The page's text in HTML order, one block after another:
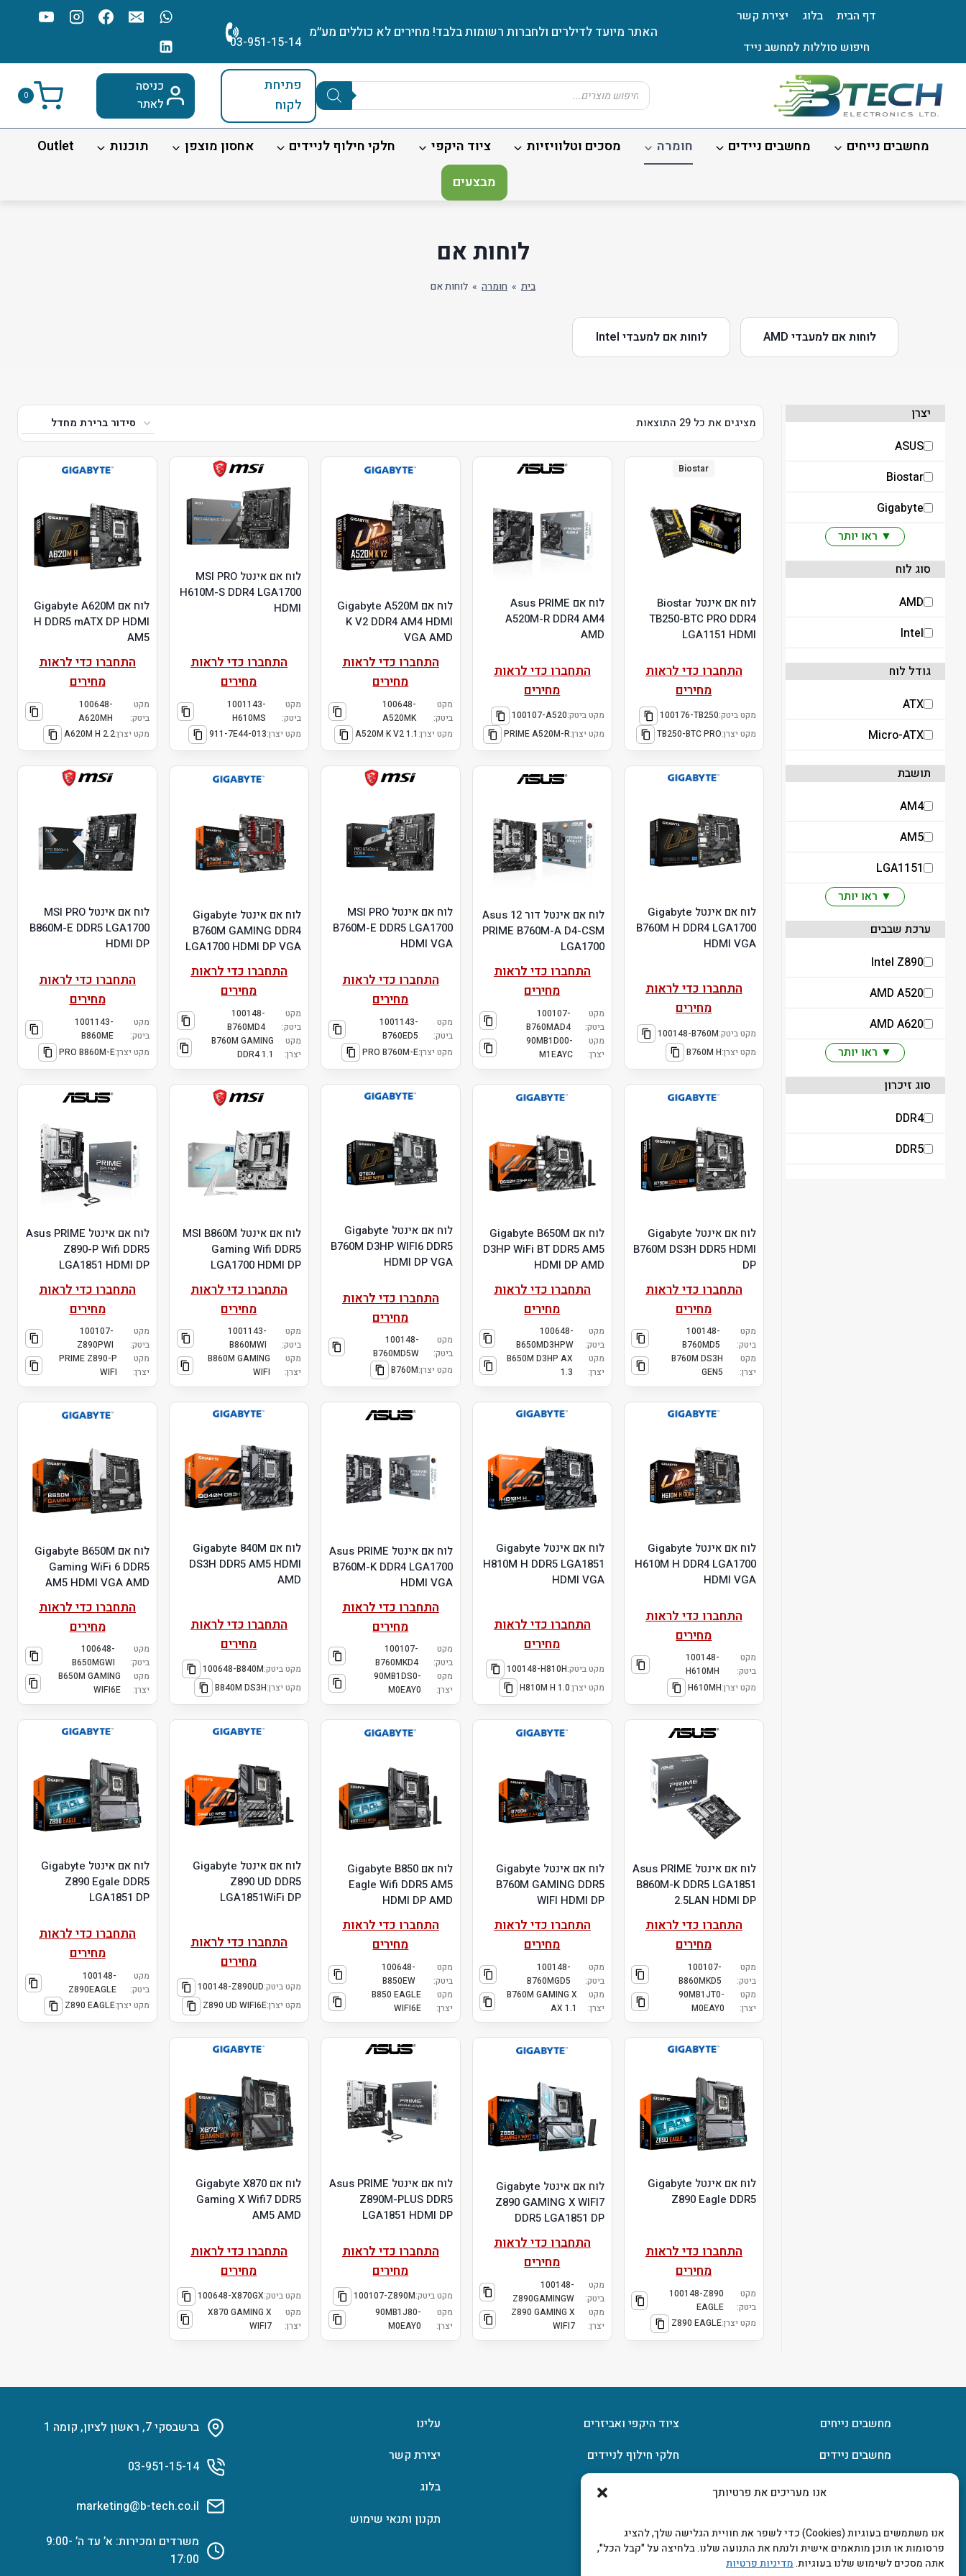
אנו מעריכים את פרטיותך
אנו משתמשים בעוגיות (Cookies) כדי לשפר את חוויית הגלישה שלך, להציג
פרסומות או תוכן מותאמים אישית ולנתח את התנועה שלנו. בלחיצה על "קבל הכל",
אתה מסכים לשימוש שלנו בעוגיות.מדיניות פרטיות
דף הבית בלוג
יצירת קשר
חיפוש סוללות למחשב נייד
האתר מיועד לדילרים ולחברות רשומות בלבד! מחירים לא כוללים מע׳׳מ
03-951-15-14
Products
search
פתיחת
לקוח
כניסה
לאתר
0
מחשבים נייחים מחשבים ניידים חומרה מסכים וטלוויזיות ציוד היקפי חלקי חילוף לניידים אחסון מוצפן תוכנות
Outlet
מבצעים
לוחות אם
בית » חומרה » לוחות אם
לוחות אם למעבדי AMD לוחות אם למעבדי Intel
מציגים את כל ⁦29⁩ התוצאות
Biostar
לוח אם אינטל Biostar
TB250-BTC PRO DDR4
LGA1151 HDMI
התחברו כדי לראות
מחירים
מקט ביטק:100176-TB250
מקט יצרן:TB250-BTC PRO
לוח אם Asus PRIME
A520M-R DDR4 AM4
AMD
התחברו כדי לראות
מחירים
מקט ביטק:100107-A520
מקט יצרן:PRIME A520M-R
לוח אם Gigabyte A520M
K V2 DDR4 AM4 HDMI
VGA AMD
התחברו כדי לראות
מחירים
מקט
ביטק:
100648-
A520MK
מקט יצרן: A520M K V2 1.1
לוח אם אינטל MSI PRO
H610M-S DDR4 LGA1700
HDMI
התחברו כדי לראות
מחירים
מקט
ביטק:
1001143-
H610MS
מקט יצרן:911-7E44-013
לוח אם Gigabyte A620M
H DDR5 mATX DP HDMI
AM5
התחברו כדי לראות
מחירים
מקט
ביטק:
100648-
A620MH
מקט יצרן:A620M H 2.2
לוח אם אינטל Gigabyte
B760M H DDR4 LGA1700
HDMI VGA
התחברו כדי לראות
מחירים
מקט ביטק:100148-B760M
מקט יצרן:B760M H
לוח אם אינטל דור 12 Asus
PRIME B760M-A D4-CSM
LGA1700
התחברו כדי לראות
מחירים
מקט
ביטק:
100107-
B760MAD4
מקט
יצרן:
90MB1D00-
M1EAYC
לוח אם אינטל MSI PRO
B760M-E DDR5 LGA1700
HDMI VGA
התחברו כדי לראות
מחירים
מקט
ביטק:
1001143-
B760ED5
מקט יצרן:PRO B760M-E
לוח אם אינטל Gigabyte
B760M GAMING DDR4
LGA1700 HDMI DP VGA
התחברו כדי לראות
מחירים
מקט
ביטק:
100148-
B760MD4
מקט
יצרן:
B760M GAMING
DDR4 1.1
לוח אם אינטל MSI PRO
B860M-E DDR5 LGA1700
HDMI DP
התחברו כדי לראות
מחירים
מקט
ביטק:
1001143-
B860ME
מקט יצרן:PRO B860M-E
לוח אם אינטל Gigabyte
B760M DS3H DDR5 HDMI
DP
התחברו כדי לראות
מחירים
מקט
ביטק:
100148-
B760MD5
מקט
יצרן:
B760M DS3H
GEN5
לוח אם Gigabyte B650M
D3HP WiFi BT DDR5 AM5
HDMI DP AMD
התחברו כדי לראות
מחירים
מקט
ביטק:
100648-
B650MD3HPW
מקט
יצרן:
B650M D3HP AX
1.3
לוח אם אינטל Gigabyte
B760M D3HP WIFI6 DDR5
HDMI DP VGA
התחברו כדי לראות
מחירים
מקט
ביטק:
100148-
B760MD5W
מקט יצרן:B760M
לוח אם אינטל MSI B860M
Gaming Wifi DDR5
LGA1700 HDMI DP
התחברו כדי לראות
מחירים
מקט
ביטק:
1001143-
B860MWI
מקט
יצרן:
B860M GAMING
WIFI
לוח אם אינטל Asus PRIME
Z890-P Wifi DDR5
LGA1851 HDMI DP
התחברו כדי לראות
מחירים
מקט
ביטק:
100107-
Z890PWI
מקט
יצרן:
PRIME Z890-P
WIFI
לוח אם אינטל Gigabyte
H610M H DDR4 LGA1700
HDMI VGA
התחברו כדי לראות
מחירים
מקט
ביטק:
100148-
H610MH
מקט יצרן:H610MH
לוח אם אינטל Gigabyte
H810M H DDR5 LGA1851
HDMI VGA
התחברו כדי לראות
מחירים
מקט ביטק:100148-H810H
מקט יצרן:H810M H 1.0
לוח אם אינטל Asus PRIME
B760M-K DDR4 LGA1700
HDMI VGA
התחברו כדי לראות
מחירים
מקט
ביטק:
100107-
B760MKD4
מקט
יצרן:
90MB1DS0-
M0EAY0
לוח אם Gigabyte 840M
DS3H DDR5 AM5 HDMI
AMD
התחברו כדי לראות
מחירים
מקט ביטק:100648-B840M
מקט יצרן:B840M DS3H
לוח אם Gigabyte B650M
Gaming WiFi 6 DDR5
AM5 HDMI VGA AMD
התחברו כדי לראות
מחירים
מקט
ביטק:
100648-
B650MGWI
מקט
יצרן:
B650M GAMING
WIFI6E
לוח אם אינטל Asus PRIME
B860M-K DDR5 LGA1851
2.5LAN HDMI DP
התחברו כדי לראות
מחירים
מקט
ביטק:
100107-
B860MKD5
מקט
יצרן:
90MB1JT0-
M0EAY0
לוח אם אינטל Gigabyte
B760M GAMING DDR5
WIFI HDMI DP
התחברו כדי לראות
מחירים
מקט
ביטק:
100148-
B760MGD5
מקט
יצרן:
B760M GAMING X
AX 1.1
לוח אם Gigabyte B850
Eagle Wifi DDR5 AM5
HDMI DP AMD
התחברו כדי לראות
מחירים
מקט
ביטק:
100648-
B850EW
מקט
יצרן:
B850 EAGLE
WIFI6E
לוח אם אינטל Gigabyte
Z890 UD DDR5
LGA1851WiFi DP
התחברו כדי לראות
מחירים
מקט ביטק:100148-Z890UD
מקט יצרן:Z890 UD WIFI6E
לוח אם אינטל Gigabyte
Z890 Egale DDR5
LGA1851 DP
התחברו כדי לראות
מחירים
מקט
ביטק:
100148-
Z890EAGLE
מקט יצרן:Z890 EAGLE
לוח אם אינטל Gigabyte
Z890 Eagle DDR5
התחברו כדי לראות
מחירים
מקט
ביטק:
100148-Z890
EAGLE
מקט יצרן:Z890 EAGLE
לוח אם אינטל Gigabyte
Z890 GAMING X WIFI7
DDR5 LGA1851 DP
התחברו כדי לראות
מחירים
מקט
ביטק:
100148-
Z890GAMINGW
מקט
יצרן:
Z890 GAMING X
WIFI7
לוח אם אינטל Asus PRIME
Z890M-PLUS DDR5
LGA1851 HDMI DP
התחברו כדי לראות
מחירים
מקט ביטק:100107-Z890M
מקט
יצרן:
90MB1J80-
M0EAY0
לוח אם Gigabyte X870
Gaming X Wifi7 DDR5
AM5 AMD
התחברו כדי לראות
מחירים
מקט ביטק:100648-X870GX
מקט
יצרן:
X870 GAMING X
WIFI7
יצרן
ASUS
Biostar
Gigabyte
▼ ראו יותר
סוג לוח
AMD
Intel
גודל לוח
ATX
Micro-ATX
תושבת
AM4
AM5
LGA1151
▼ ראו יותר
ערכת שבבים
Intel Z890
AMD A520
AMD A620
▼ ראו יותר
סוג זיכרון
DDR4
DDR5
מחשבים נייחים
מחשבים ניידים
ציוד היקפי ואביזרים
חלקי חילוף לניידים
עלינו
יצירת קשר
בלוג
תקנון ותנאי שימוש
ברשבסקי 7, ראשון לציון, קומה 1
03-951-15-14
marketing@b-tech.co.il
משרדים ומכירות: א’ עד ה’ 9:00-
17:00